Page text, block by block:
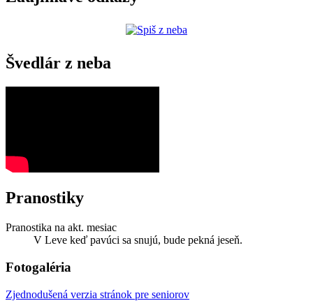
Švedlár z neba
Pranostiky
Pranostika na akt. mesiac
V Leve keď pavúci sa snujú, bude pekná jeseň.
Fotogaléria
Zjednodušená verzia stránok pre seniorov